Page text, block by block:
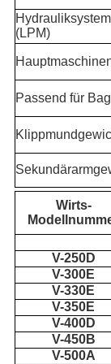
(LPM)
Passend für
Wirts-
V-250D
V-300E
V-330E
V-350E
V-400D
V-450B
V-500A